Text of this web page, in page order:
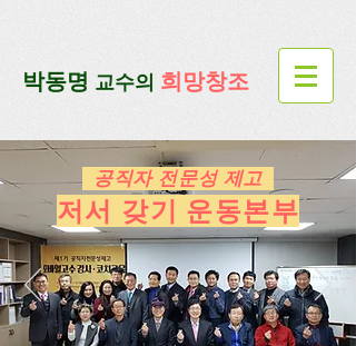
​박동명 교수의 희망창조
공직자 전문성 제고
저서 갖기 운동본부